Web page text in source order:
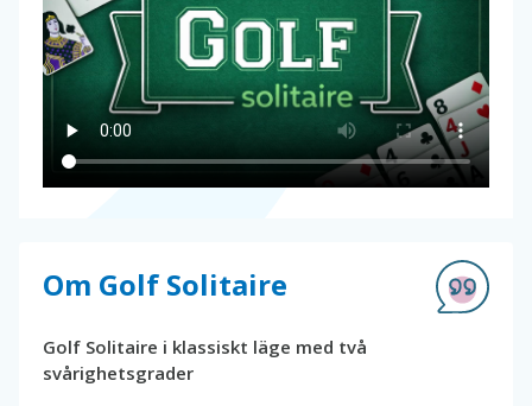
Om Golf Solitaire
Golf Solitaire i klassiskt läge med två
svårighetsgrader